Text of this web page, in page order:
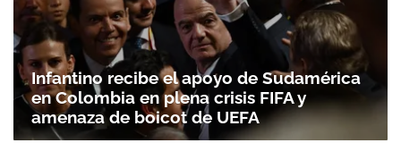
Infantino recibe el apoyo de Sudamérica
en Colombia en plena crisis FIFA y
amenaza de boicot de UEFA